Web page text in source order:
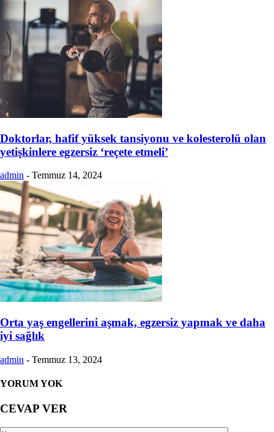
Doktorlar, hafif yüksek tansiyonu ve kolesterolü olan
yetişkinlere egzersiz ‘reçete etmeli’
admin - Temmuz 14, 2024
Orta yaş engellerini aşmak, egzersiz yapmak ve daha
iyi sağlık
admin - Temmuz 13, 2024
YORUM YOK
CEVAP VER